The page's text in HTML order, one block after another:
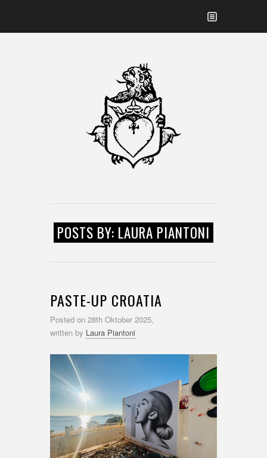
POSTS BY: LAURA PIANTONI
PASTE-UP CROATIA
Posted on 28th Oktober 2025,
written by Laura Piantoni